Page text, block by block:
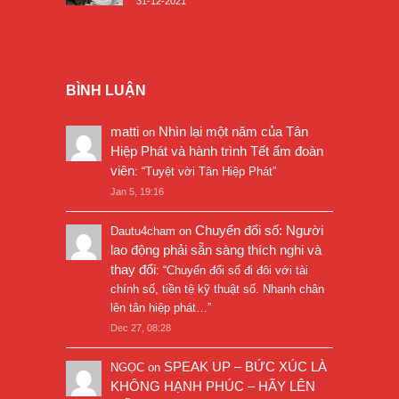
BÌNH LUẬN
matti on Nhìn lại một năm của Tân
Hiệp Phát và hành trình Tết ấm đoàn
viên: “Tuyệt vời Tân Hiệp Phát”
Jan 5, 19:16
Dautu4cham on Chuyển đổi số: Người
lao động phải sẵn sàng thích nghi và
thay đổi: “Chuyển đổi số đi đôi với tài
chính số, tiền tệ kỹ thuật số. Nhanh chân
lên tân hiệp phát… ”
Dec 27, 08:28
NGỌC on SPEAK UP – BỨC XÚC LÀ
KHÔNG HẠNH PHÚC – HÃY LÊN